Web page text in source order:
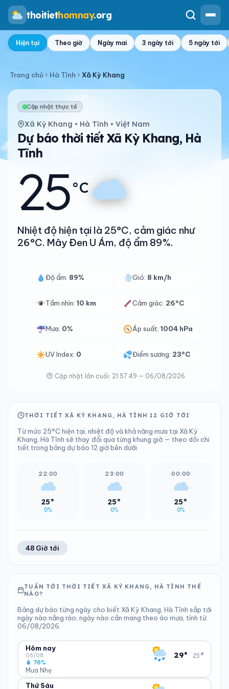
thoitiethomnay.org
Hiện tại Theo giờ Ngày mai 3 ngày tới 5 ngày tới
Trang chủ Hà Tĩnh Xã Kỳ Khang
Cập nhật thực tế
Xã Kỳ Khang • Hà Tĩnh • Việt Nam
Dự báo thời tiết Xã Kỳ Khang, Hà
Tĩnh
25°C
Nhiệt độ hiện tại là 25°C, cảm giác như
26°C. Mây Đen U Ám, độ ẩm 89%.
Độ ẩm: 89% Gió: 8 km/h
Tầm nhìn: 10 km Cảm giác: 26°C
Mưa: 0% Áp suất:1004 hPa
UV Index: 0 Điểm sương: 23°C
Cập nhật lần cuối: 21:57:49 — 06/08/2026
THỜI TIẾT XÃ KỲ KHANG, HÀ TĨNH 12 GIỜ TỚI
Từ mức 25°C hiện tại, nhiệt độ và khả năng mưa tại Xã Kỳ
Khang, Hà Tĩnh sẽ thay đổi qua từng khung giờ — theo dõi chi
tiết trong bảng dự báo 12 giờ bên dưới.
22:00
25°
0%
23:00
25°
0%
00:00
25°
0%
48 Giờ tới
TUẦN TỚI THỜI TIẾT XÃ KỲ KHANG, HÀ TĨNH THẾ
NÀO?
Bảng dự báo từng ngày cho biết Xã Kỳ Khang, Hà Tĩnh sắp tới
ngày nào nắng ráo, ngày nào cần mang theo áo mưa, tính từ
06/08/2026.
Hôm nay
06/08
Mưa Nhẹ
76%
29° 25°
▾
ĐỘ ẨM
Thứ Sáu